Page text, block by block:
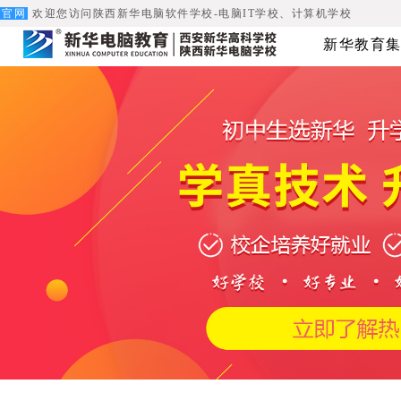
官网 欢迎您访问陕西新华电脑软件学校-电脑IT学校、计算机学校
新华教育